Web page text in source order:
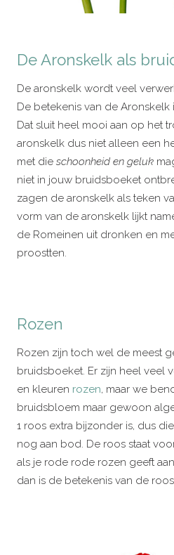
De Aronskelk als
De aronskelk wordt veel
De betekenis van de Aronskelk
Dat sluit heel mooi aan op het
aronskelk dus niet alleen een
met dieschoonheid en geluk
niet in jouw bruidsboeket
zagen de aronskelk als teken
vorm van de aronskelk lijkt
de Romeinen uit dronken en
proostten.
Rozen
Rozen zijn toch wel de meest
bruidsboeket. Er zijn heel veel
en kleuren rozen, maar we
bruidsbloem maar gewoon
1 roos extra bijzonder is, dus
nog aan bod. De roos staat
als je rode rode rozen geeft
dan is de betekenis van de roos